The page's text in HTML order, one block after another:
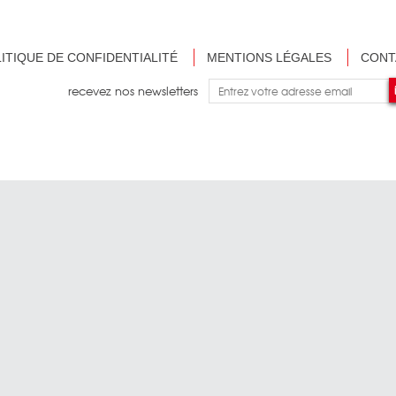
DE CONFIDENTIALITÉ MENTIONS LÉGALES
recevez nos newsletters